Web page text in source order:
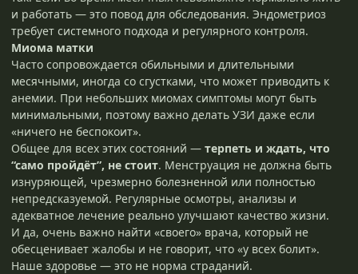
и работать — это повод для обследования. Эндометриоз
требует системного подхода и регулярного контроля.
Миома матки
Часто сопровождается обильными и длительными
месячными, иногда со сгустками, что может приводить к
анемии. При небольших миомах симптомы могут быть
минимальными, поэтому важно делать УЗИ даже если
«ничего не беспокоит».
Общее для всех этих состояний — терпеть и ждать, что
“само пройдёт”, не стоит. Менструация не должна быть
изнуряющей, чрезмерно болезненной или полностью
непредсказуемой. Регулярные осмотры, анализы и
адекватное лечение реально улучшают качество жизни.
И да, очень важно найти «своего» врача, который не
обесценивает жалобы и не говорит, что «у всех болит».
Наше здоровье — это не норма страданий.